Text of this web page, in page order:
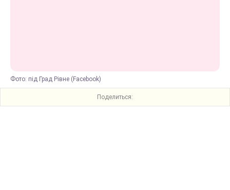
Фото: під Град Рівне (Facebook)
Поделиться: